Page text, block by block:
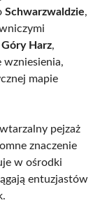
Schwarzwaldzie,
Góry Harz,
mapie
pejzaż
znaczenie
w ośrodki
entuzjastów